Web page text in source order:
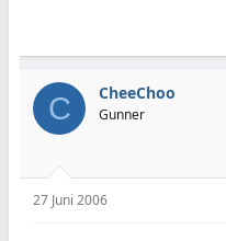
C CheeChoo
Gunner
27 Juni 2006